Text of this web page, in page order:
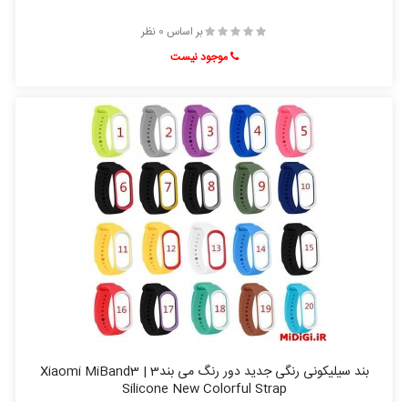
بر اساس 0 نظر
موجود نیست
بند سیلیکونی رنگی جدید دور رنگ می بند3 | Xiaomi MiBand3
Silicone New Colorful Strap